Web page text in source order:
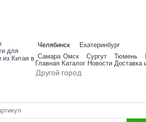
Челябинск
Екатеринбург
Самара Омск Сургут Тюмень
Другой город
Главная Каталог Новости Доставка